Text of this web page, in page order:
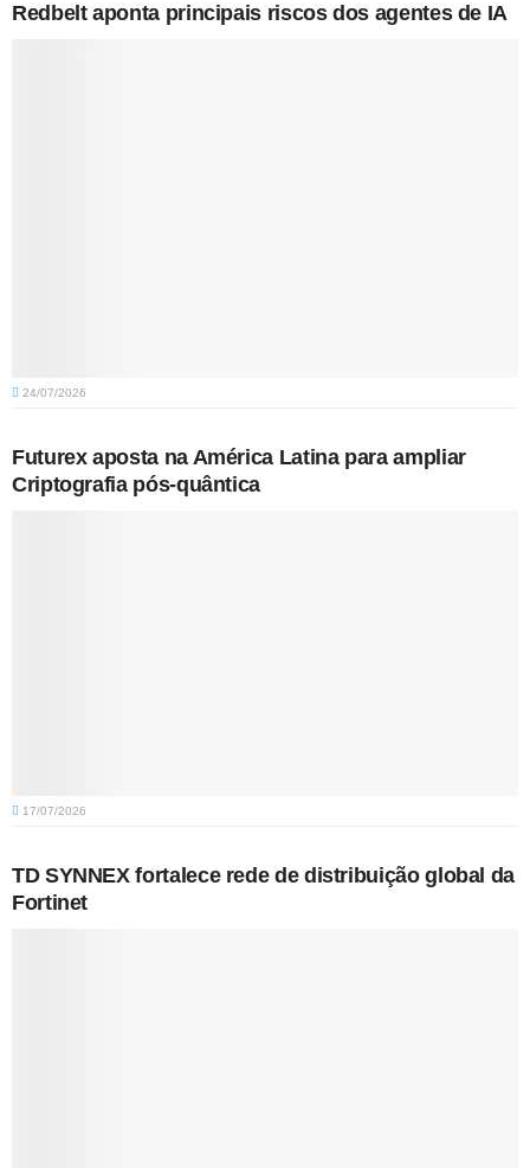
Redbelt aponta principais riscos dos agentes de IA
24/07/2026
Futurex aposta na América Latina para ampliar
Criptografia pós-quântica
17/07/2026
TD SYNNEX fortalece rede de distribuição global da
Fortinet